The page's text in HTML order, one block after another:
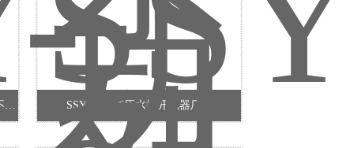
SY-T1手动打孔器 铝边条铁皮打孔钳 不锈钢发光字打孔钳 圆孔铆钉钳厂家 SSYD-35 液压水槽开孔器厂家